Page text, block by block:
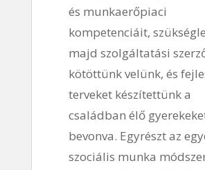
és munkaerőpiaci
kompetenciáit,
majd szolgáltatási
kötöttünk velünk, és
terveket készítettünk a
családban élő
bevonva. Egyrészt az
szociális munka